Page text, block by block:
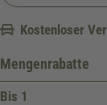
Kostenloser
Mengenrabatte
Bis 1